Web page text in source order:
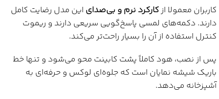
کاربران معمولا ازکارکرد نرم و بی‌صدای این مدل رضایت کامل
دارند. دکمه‌های لمسی پاسخ‌گویی سریعی دارند و ریموت
کنترل استفاده از آن را بسیار راحت‌تر می‌کند.
پس از نصب، هود کاملاً پشت کابینت محو می‌شود و تنها خط
باریک شیشه نمایان است که جلوه‌ای لوکس و حرفه‌ای به
آشپزخانه می‌دهد.